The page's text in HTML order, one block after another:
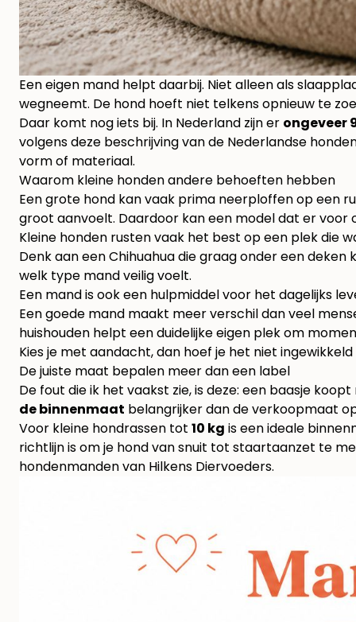
Een eigen mand helpt daarbij. Niet alleen als
wegneemt. De hond hoeft niet telkens opnieuw te
Daar komt nog iets bij. In Nederland zijn er ongeveer
volgensdeze beschrijving van de Nederlandse
vorm of materiaal.
Waarom kleine honden andere behoeften hebben
Een grote hond kan vaak prima neerploffen op een
groot aanvoelt. Daardoor kan een model dat er voor
Kleine honden rusten vaak het best op een plek die
Denk aan een Chihuahua die graag onder een
welk type mand veilig voelt.
Een mand is ook een hulpmiddel voor het dagelijks
Een goede mand maakt meer verschil dan veel
huishouden helpt een duidelijke eigen plek om
Kies je met aandacht, dan hoef je het niet
De juiste maat bepalen meer dan een label
De fout die ik het vaakst zie, is deze: een baasje
de binnenmaat belangrijker dan de verkoopmaat
Voor kleine hondrassen tot 10 kg is een ideale
richtlijn is om je hond van snuit tot staartaanzet te
hondenmanden van Hilkens Diervoeders.